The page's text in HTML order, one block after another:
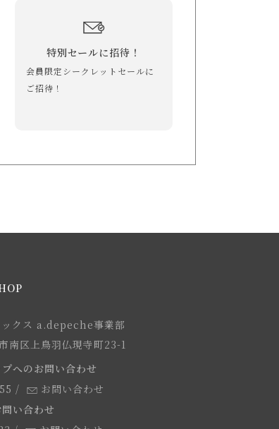
特別セールに招待！
会員限定シークレットセールに
ご招待！
ックス a.depeche事業部
南区上鳥羽仏現寺町23-1
へのお問い合わせ
/
お問い合わせ
い合わせ